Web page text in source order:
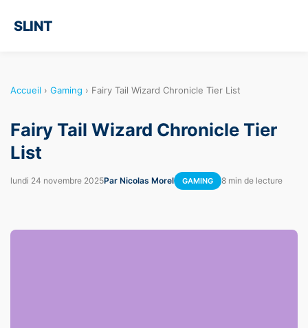
SLINT
Accueil › Gaming › Fairy Tail Wizard Chronicle Tier List
Fairy Tail Wizard Chronicle Tier
List
lundi 24 novembre 2025Par Nicolas Morel GAMING 8 min de lecture